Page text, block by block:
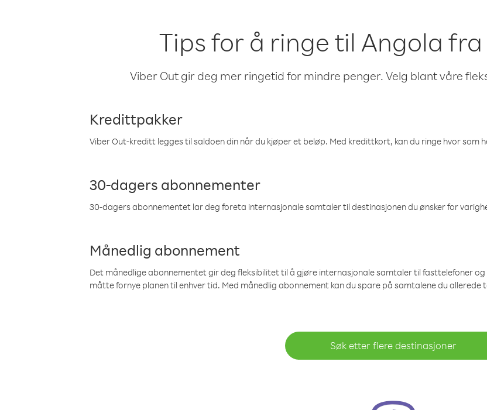
Tips for å ringe til Angola
Viber Out gir deg mer ringetid for mindre penger. Velg blant våre
Kredittpakker
Viber Out-kreditt legges til saldoen din når du kjøper et beløp. Med kredittkort, kan du ringe hvor som
30-dagers abonnementer
30-dagers abonnementet lar deg foreta internasjonale samtaler til destinasjonen du ønsker for
Månedlig abonnement
Det månedlige abonnementet gir deg fleksibilitet til å gjøre internasjonale samtaler til fasttelefoner
måtte fornye planen til enhver tid. Med månedlig abonnement kan du spare på samtalene du allerede
Søk etter flere destinasjoner